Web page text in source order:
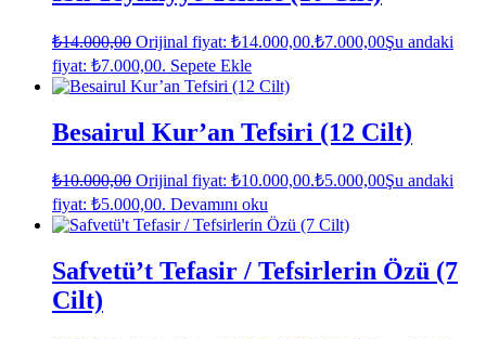
₺14.000,00 Orijinal fiyat: ₺14.000,00.₺7.000,00Şu andaki
fiyat: ₺7.000,00. Sepete Ekle
Besairul Kur’an Tefsiri (12 Cilt)
₺10.000,00 Orijinal fiyat: ₺10.000,00.₺5.000,00Şu andaki
fiyat: ₺5.000,00. Devamını oku
Safvetü’t Tefasir / Tefsirlerin Özü (7
Cilt)